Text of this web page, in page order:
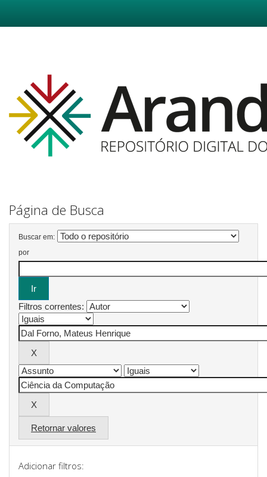
Página de Busca
Buscar em:
por
Filtros correntes:
Retornar valores
Adicionar filtros: